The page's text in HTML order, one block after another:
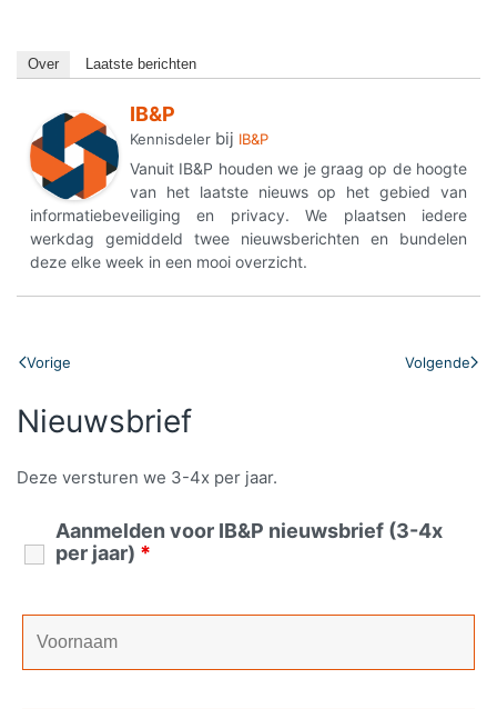
Over Laatste berichten
IB&P
Kennisdeler bij IB&P
Vanuit IB&P houden we je graag op de hoogte
van het laatste nieuws op het gebied van
informatiebeveiliging en privacy. We plaatsen iedere
werkdag gemiddeld twee nieuwsberichten en bundelen
deze elke week in een mooi overzicht.
Vorige Volgende
Nieuwsbrief
Deze versturen we 3-4x per jaar.
Aanmelden voor IB&P nieuwsbrief (3-4x
per jaar) *